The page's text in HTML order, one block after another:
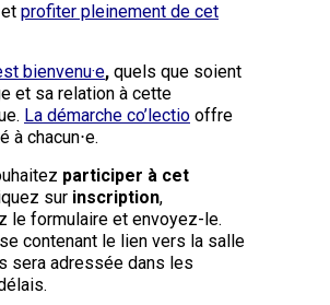
profiter pleinement de cet
bienvenu·e, quels que soient
et sa relation à cette
La démarche co’lectio offre
à chacun⋅e.
participer à cet
sur inscription,
le formulaire et envoyez-le.
contenant le lien vers la salle
sera adressée dans les